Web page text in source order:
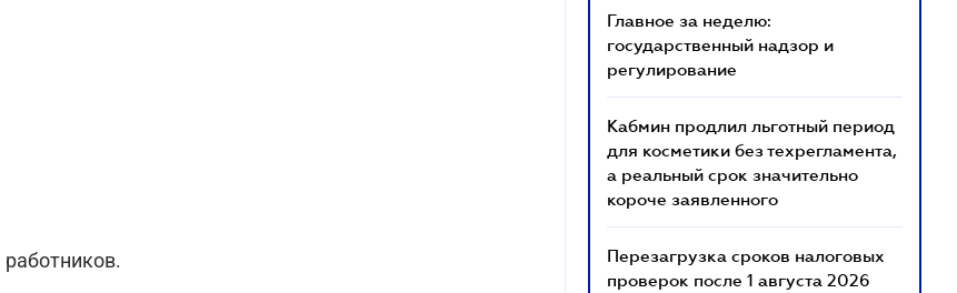
работников.
Главное за неделю:
государственный надзор и
регулирование
Кабмин продлил льготный период
для косметики без техрегламента,
а реальный срок значительно
короче заявленного
Перезагрузка сроков налоговых
проверок после 1 августа 2026